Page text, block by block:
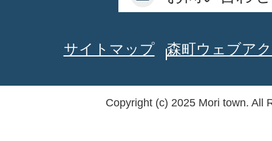
サイトマップ 森町ウェブア
Copyright (c) 2025 Mori town. All